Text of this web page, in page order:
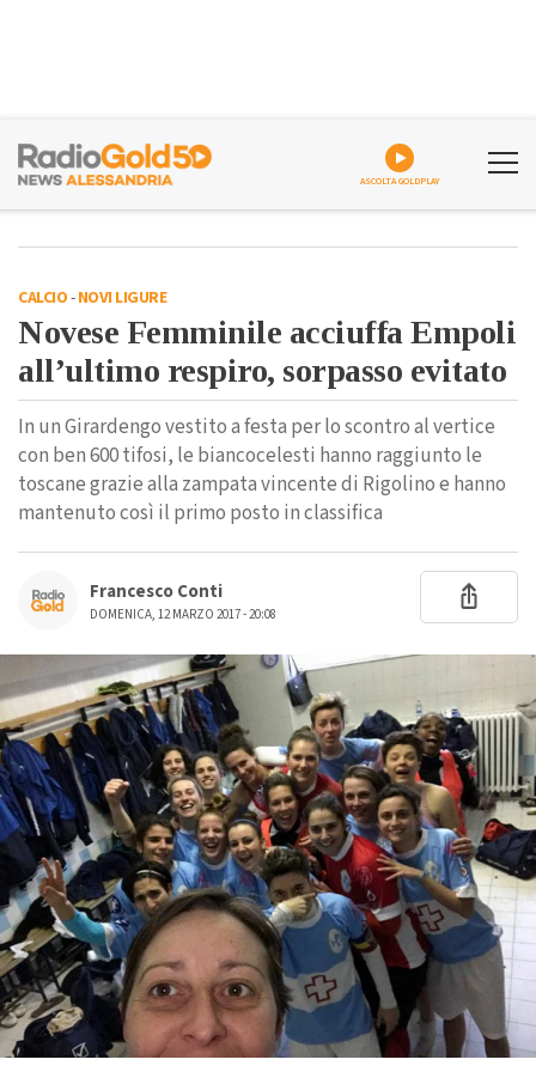
ASCOLTA GOLDPLAY
CALCIO-NOVI LIGURE
Novese Femminile acciuffa Empoli
all’ultimo respiro, sorpasso evitato
In un Girardengo vestito a festa per lo scontro al vertice
con ben 600 tifosi, le biancocelesti hanno raggiunto le
toscane grazie alla zampata vincente di Rigolino e hanno
mantenuto così il primo posto in classifica
Francesco Conti
DOMENICA, 12 MARZO 2017 - 20:08